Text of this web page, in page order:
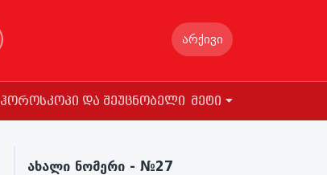
არქივი
ჰოროსკოპი და შეუცნობელი მეტი
ახალი ნომერი - №27